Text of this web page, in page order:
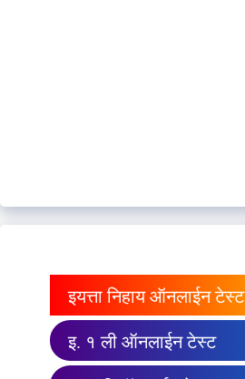
इयत्ता निहाय ऑनलाईन टेस्ट
इ. १ ली ऑनलाईन टेस्ट